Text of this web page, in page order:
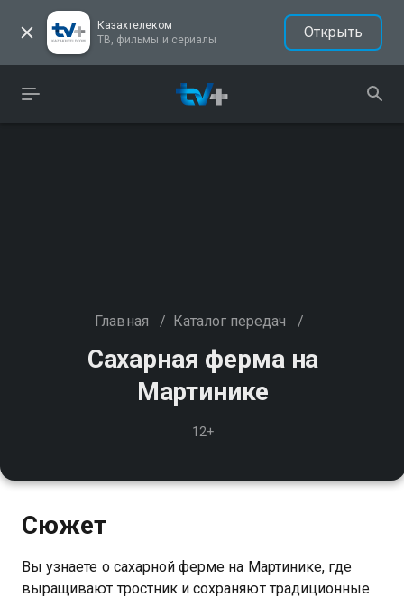
Казахтелеком
ТВ, фильмы и сериалы
Открыть
Главная / Каталог передач /
Сахарная ферма на
Мартинике
12+
Сюжет
Вы узнаете о сахарной ферме на Мартинике, где
выращивают тростник и сохраняют традиционные